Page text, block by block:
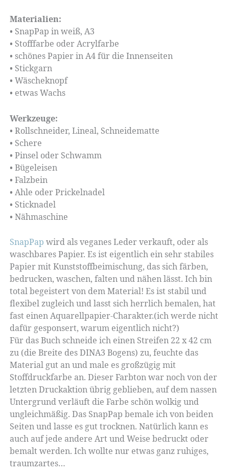
Materialien:
• SnapPap in weiß, A3
• Stofffarbe oder Acrylfarbe
• schönes Papier in A4 für die Innenseiten
• Stickgarn
• Wäscheknopf
• etwas Wachs
Werkzeuge:
• Rollschneider, Lineal, Schneidematte
• Schere
• Pinsel oder Schwamm
• Bügeleisen
• Falzbein
• Ahle oder Prickelnadel
• Sticknadel
• Nähmaschine
SnapPap wird als veganes Leder verkauft, oder als
waschbares Papier. Es ist eigentlich ein sehr stabiles
Papier mit Kunststoffbeimischung, das sich färben,
bedrucken, waschen, falten und nähen lässt. Ich bin
total begeistert von dem Material! Es ist stabil und
flexibel zugleich und lasst sich herrlich bemalen, hat
fast einen Aquarellpapier-Charakter.(ich werde nicht
dafür gesponsert, warum eigentlich nicht?)
Für das Buch schneide ich einen Streifen 22 x 42 cm
zu (die Breite des DINA3 Bogens) zu, feuchte das
Material gut an und male es großzügig mit
Stoffdruckfarbe an. Dieser Farbton war noch von der
letzten Druckaktion übrig geblieben, auf dem nassen
Untergrund verläuft die Farbe schön wolkig und
ungleichmäßig. Das SnapPap bemale ich von beiden
Seiten und lasse es gut trocknen. Natürlich kann es
auch auf jede andere Art und Weise bedruckt oder
bemalt werden. Ich wollte nur etwas ganz ruhiges,
traumzartes…